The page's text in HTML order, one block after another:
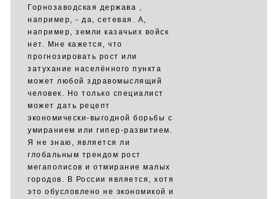
Горнозаводская держава ,
например, - да, сетевая. А,
например, земли казачьих войск
нет. Мне кажется, что
прогнозировать рост или
затухание населённого пункта
может любой здравомыслящий
человек. Но только специалист
может дать рецепт
экономически-выгодной борьбы с
умиранием или гипер-развитием.
Я не знаю, является ли
глобальным трендом рост
мегаполисов и отмирание малых
городов. В России является, хотя
это обусловлено не экономикой и